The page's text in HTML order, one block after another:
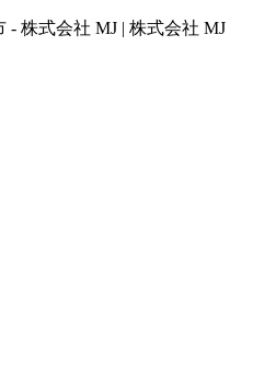
株式会社 MJ | 株式会社 MJ